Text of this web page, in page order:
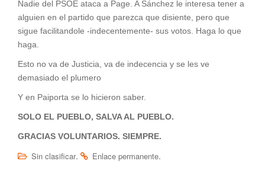
Nadie del PSOE ataca a Page. A Sánchez le interesa tener a
alguien en el partido que parezca que disiente, pero que
sigue facilitandole -indecentemente- sus votos. Haga lo que
haga.
Esto no va de Justicia, va de indecencia y se les ve
demasiado el plumero
Y en Paiporta se lo hicieron saber.
SOLO EL PUEBLO, SALVA AL PUEBLO.
GRACIAS VOLUNTARIOS. SIEMPRE.
Sin clasificar. Enlace permanente.